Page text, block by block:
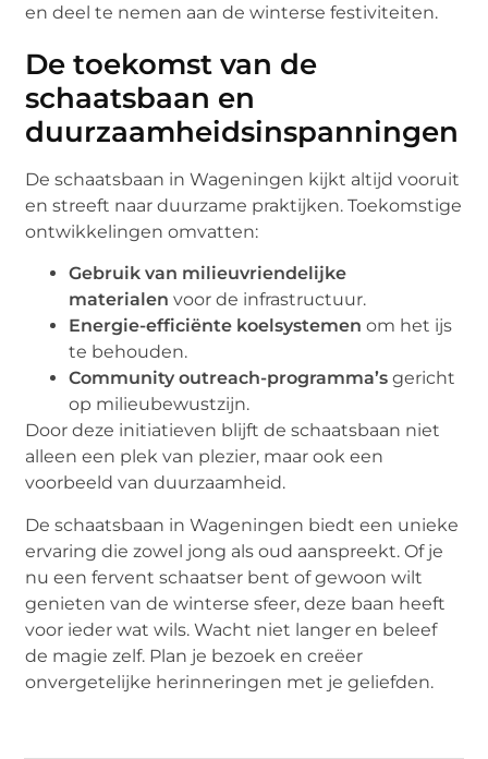
en deel te nemen aan de winterse festiviteiten.
De toekomst van de
schaatsbaan en
duurzaamheidsinspanningen
De schaatsbaan in Wageningen kijkt altijd vooruit
en streeft naar duurzame praktijken. Toekomstige
ontwikkelingen omvatten:
Gebruik van milieuvriendelijke
materialen voor de infrastructuur.
Energie-efficiënte koelsystemen om het ijs
te behouden.
Community outreach-programma’s gericht
op milieubewustzijn.
Door deze initiatieven blijft de schaatsbaan niet
alleen een plek van plezier, maar ook een
voorbeeld van duurzaamheid.
De schaatsbaan in Wageningen biedt een unieke
ervaring die zowel jong als oud aanspreekt. Of je
nu een fervent schaatser bent of gewoon wilt
genieten van de winterse sfeer, deze baan heeft
voor ieder wat wils. Wacht niet langer en beleef
de magie zelf. Plan je bezoek en creëer
onvergetelijke herinneringen met je geliefden.